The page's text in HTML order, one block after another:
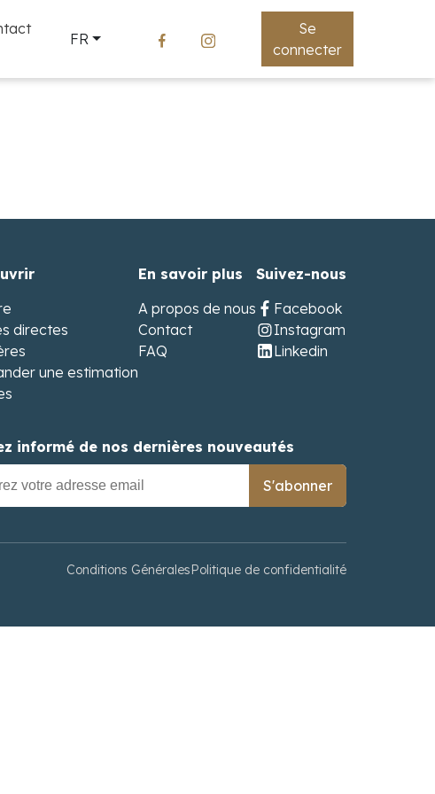
FR
Se
connecter
directes
une estimation
En savoir plus
A propos de nous
Contact
FAQ
Suivez-nous
Facebook
Instagram
Linkedin
informé de nos dernières nouveautés
S'abonner
Conditions GénéralesPolitique de confidentialité